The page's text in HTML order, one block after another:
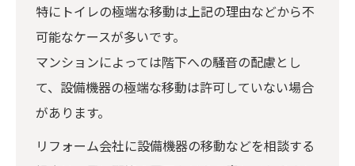
特にトイレの極端な移動は上記の理由などから不
可能なケースが多いです。
マンションによっては階下への騒音の配慮とし
て、設備機器の極端な移動は許可していない場合
があります。
リフォーム会社に設備機器の移動などを相談する